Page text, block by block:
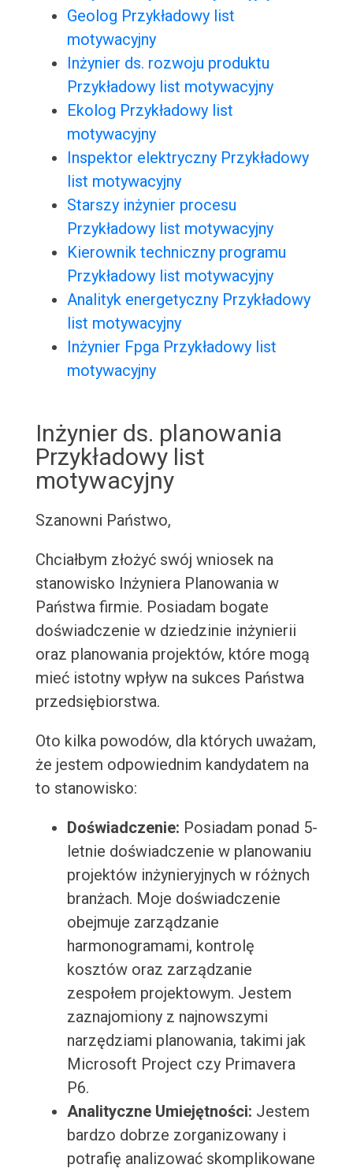
Geolog Przykładowy list
motywacyjny
Inżynier ds. rozwoju produktu
Przykładowy list motywacyjny
Ekolog Przykładowy list
motywacyjny
Inspektor elektryczny Przykładowy
list motywacyjny
Starszy inżynier procesu
Przykładowy list motywacyjny
Kierownik techniczny programu
Przykładowy list motywacyjny
Analityk energetyczny Przykładowy
list motywacyjny
Inżynier Fpga Przykładowy list
motywacyjny
Inżynier ds. planowania
Przykładowy list
motywacyjny
Szanowni Państwo,
Chciałbym złożyć swój wniosek na
stanowisko Inżyniera Planowania w
Państwa firmie. Posiadam bogate
doświadczenie w dziedzinie inżynierii
oraz planowania projektów, które mogą
mieć istotny wpływ na sukces Państwa
przedsiębiorstwa.
Oto kilka powodów, dla których uważam,
że jestem odpowiednim kandydatem na
to stanowisko:
Doświadczenie: Posiadam ponad 5-
letnie doświadczenie w planowaniu
projektów inżynieryjnych w różnych
branżach. Moje doświadczenie
obejmuje zarządzanie
harmonogramami, kontrolę
kosztów oraz zarządzanie
zespołem projektowym. Jestem
zaznajomiony z najnowszymi
narzędziami planowania, takimi jak
Microsoft Project czy Primavera
P6.
Analityczne Umiejętności: Jestem
bardzo dobrze zorganizowany i
potrafię analizować skomplikowane